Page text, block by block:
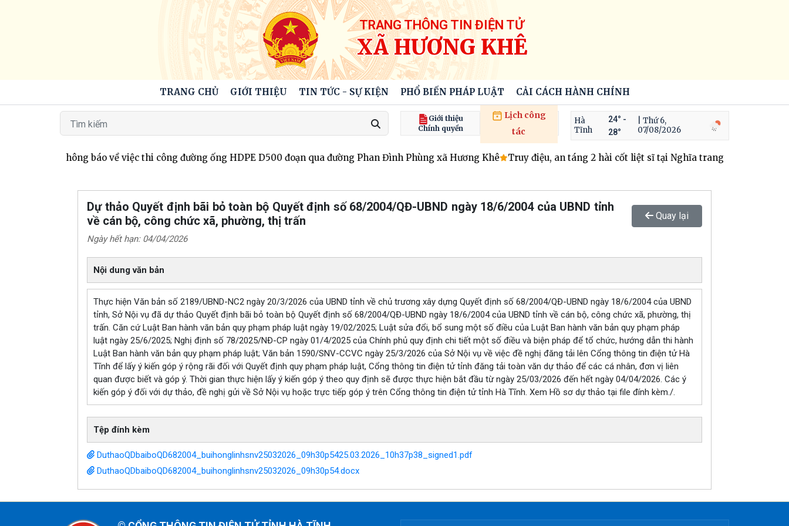
TRANG THÔNG TIN ĐIỆN TỬ
XÃ HƯƠNG KHÊ
TRANG CHỦ GIỚI THIỆU TIN TỨC - SỰ KIỆN PHỔ BIẾN PHÁP LUẬT CẢI CÁCH HÀNH CHÍNH
Giới thiệu
Chính quyền
Lịch công
tác
Hà
Tĩnh
24° -
28°
| Thứ 6,
07/08/2026
Hương Khê thông báo về việc thi công đường ống HDPE D500 đoạn qua đường Phan Đình Phùng xã Hương Khê Truy điệu, an táng 2 hài cốt liệt sĩ tại Nghĩa trang Liệt sĩ xã
Dự thảo Quyết định bãi bỏ toàn bộ Quyết định số 68/2004/QĐ-UBND ngày 18/6/2004 của UBND tỉnh
về cán bộ, công chức xã, phường, thị trấn
Quay lại
Ngày hết hạn: 04/04/2026
Nội dung văn bản
Thực hiện Văn bản số 2189/UBND-NC2 ngày 20/3/2026 của UBND tỉnh về chủ trương xây dựng Quyết định số 68/2004/QĐ-UBND ngày 18/6/2004 của UBND
tỉnh, Sở Nội vụ đã dự thảo Quyết định bãi bỏ toàn bộ Quyết định số 68/2004/QĐ-UBND ngày 18/6/2004 của UBND tỉnh về cán bộ, công chức xã, phường, thị
trấn. Căn cứ Luật Ban hành văn bản quy phạm pháp luật ngày 19/02/2025; Luật sửa đổi, bổ sung một số điều của Luật Ban hành văn bản quy phạm pháp
luật ngày 25/6/2025; Nghị định số 78/2025/NĐ-CP ngày 01/4/2025 của Chính phủ quy định chi tiết một số điều và biện pháp để tổ chức, hướng dẫn thi hành
Luật Ban hành văn bản quy phạm pháp luật; Văn bản 1590/SNV-CCVC ngày 25/3/2026 của Sở Nội vụ về việc đề nghị đăng tải lên Cổng thông tin điện tử Hà
Tĩnh để lấy ý kiến góp ý rộng rãi đối với Quyết định quy phạm pháp luật, Cổng thông tin điện tử tỉnh đăng tải toàn văn dự thảo để các cá nhân, đơn vị liên
quan được biết và góp ý. Thời gian thực hiện lấy ý kiến góp ý theo quy định sẽ được thực hiện bắt đầu từ ngày 25/03/2026 đến hết ngày 04/04/2026. Các ý
kiến góp ý đối với dự thảo, đề nghị gửi về Sở Nội vụ hoặc trực tiếp góp ý trên Cổng thông tin điện tử tỉnh Hà Tĩnh. Xem Hồ sơ dự thảo tại file đính kèm./.
Tệp đính kèm
DuthaoQDbaiboQD682004_buihonglinhsnv25032026_09h30p5425.03.2026_10h37p38_signed1.pdf
DuthaoQDbaiboQD682004_buihonglinhsnv25032026_09h30p54.docx